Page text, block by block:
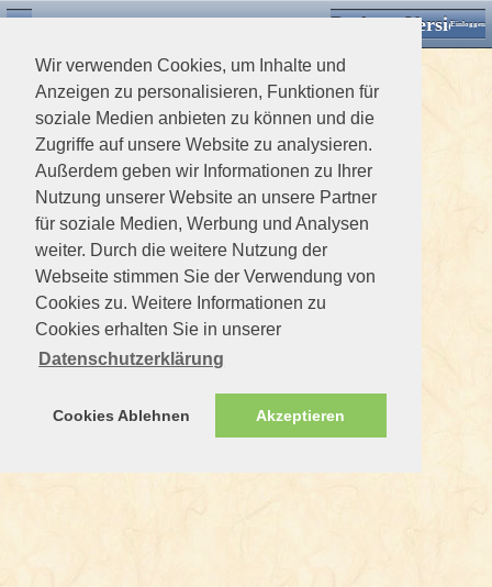
Wir verwenden Cookies, um Inhalte und
Anzeigen zu personalisieren, Funktionen für
soziale Medien anbieten zu können und die
Zugriffe auf unsere Website zu analysieren.
Außerdem geben wir Informationen zu Ihrer
Nutzung unserer Website an unsere Partner
für soziale Medien, Werbung und Analysen
weiter. Durch die weitere Nutzung der
Webseite stimmen Sie der Verwendung von
Cookies zu. Weitere Informationen zu
Cookies erhalten Sie in unserer
Datenschutzerklärung
Cookies Ablehnen Akzeptieren
Desktop VersionEinloggen